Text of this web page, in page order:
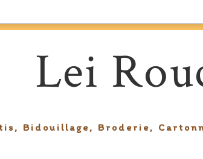
Lei
Bidouillage, Broderie,